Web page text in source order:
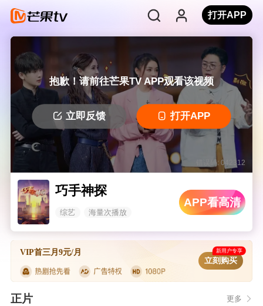
打开APP
抱歉！请前往芒果TV APP观看该视频
立即反馈 打开APP
错误码: 042312
巧手神探
综艺 海量次播放
APP看高清
VIP首三月9元/月 新用户专享
立刻购买
正片 更多